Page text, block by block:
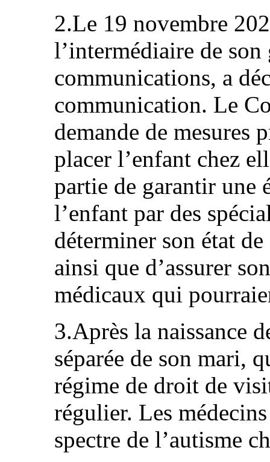
2.Le 19 novembre
l’intermédiaire de
communications, a
communication. Le
demande de mesures
placer l’enfant chez
partie de garantir une
l’enfant par des
déterminer son état
ainsi que d’assurer
médicaux qui
3.Après la naissance
séparée de son mari,
régime de droit de
régulier. Les
spectre de l’autisme